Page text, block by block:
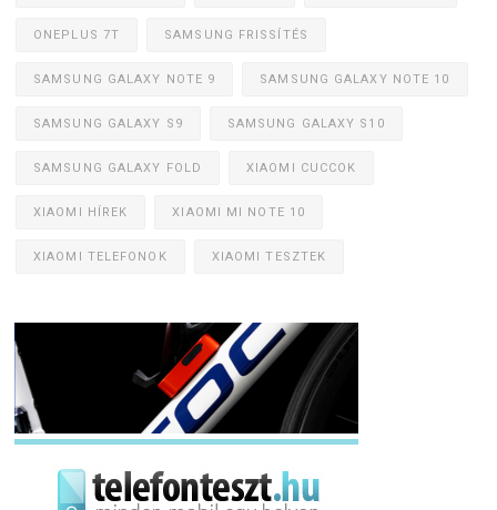
ONEPLUS 7T SAMSUNG FRISSÍTÉS
SAMSUNG GALAXY NOTE 9 SAMSUNG GALAXY NOTE 10
SAMSUNG GALAXY S9 SAMSUNG GALAXY S10
SAMSUNG GALAXY FOLD XIAOMI CUCCOK
XIAOMI HÍREK XIAOMI MI NOTE 10
XIAOMI TELEFONOK XIAOMI TESZTEK